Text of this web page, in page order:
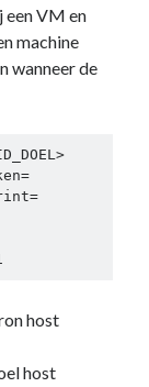
VM en
machine
wanneer de
host
host